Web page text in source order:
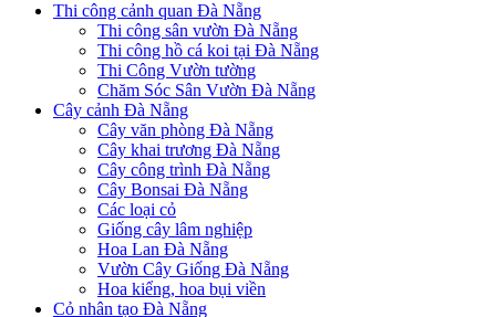
Thi công cảnh quan Đà Nẵng
Thi công sân vườn Đà Nẵng
Thi công hồ cá koi tại Đà Nẵng
Thi Công Vườn tường
Chăm Sóc Sân Vườn Đà Nẵng
Cây cảnh Đà Nẵng
Cây văn phòng Đà Nẵng
Cây khai trương Đà Nẵng
Cây công trình Đà Nẵng
Cây Bonsai Đà Nẵng
Các loại cỏ
Giống cây lâm nghiệp
Hoa Lan Đà Nẵng
Vườn Cây Giống Đà Nẵng
Hoa kiểng, hoa bụi viền
Cỏ nhân tạo Đà Nẵng